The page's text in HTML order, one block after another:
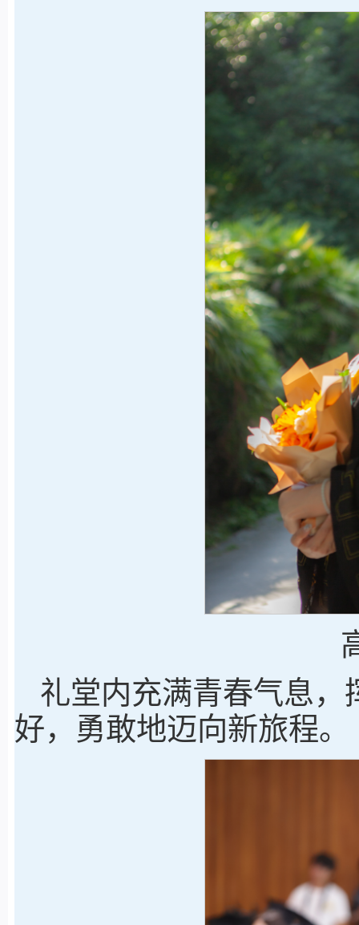
礼堂内充满青春气息，
好，勇敢地迈向新旅程。